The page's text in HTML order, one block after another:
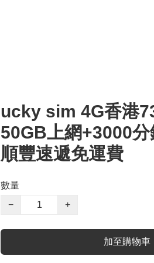
ucky sim 4G香港
50GB上網+3000
順豐速遞免運費
數量
−
+
加至購物車